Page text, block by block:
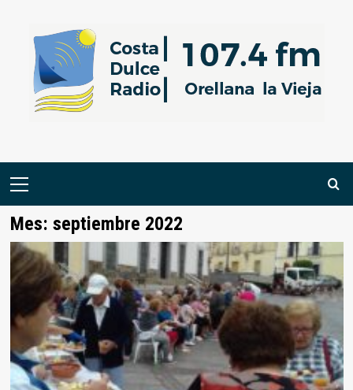
contenido
Menú
Mes: septiembre 2022